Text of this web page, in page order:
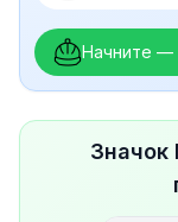
Начните —
Значок